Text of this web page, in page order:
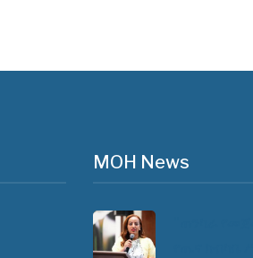
MOH News